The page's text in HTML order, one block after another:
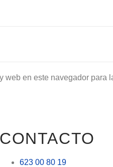
web en este navegador para
CONTACTO
623 00 80 19